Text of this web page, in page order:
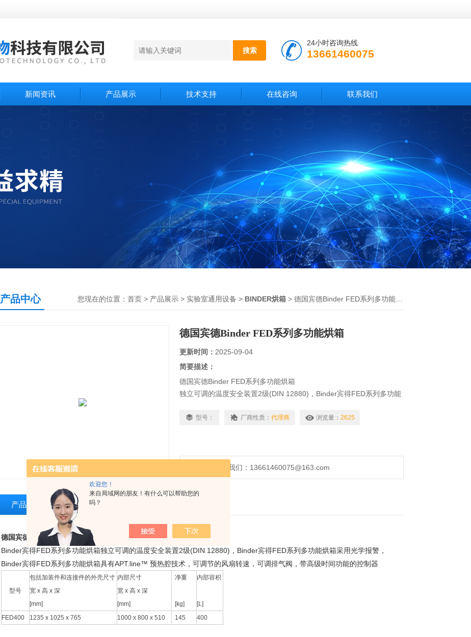
欢迎您！
来自局域网的朋友！有什么可以帮助您的
吗？
24小时咨询热线
13661460075
新闻资讯 产品展示 技术支持 在线咨询 联系我们
产品中心 您现在的位置： 首页 > 产品展示 > 实验室通用设备 > BINDER烘箱 > 德国宾德Binder FED系列多功能烘箱
德国宾德Binder FED系列多功能烘箱
更新时间： 2025-09-04
简要描述：
德国宾德Binder FED系列多功能烘箱
独立可调的温度安全装置2级(DIN 12880)，Binder宾得FED系列多功能
热腔技术，可调节的风扇转速，可调排气阀，带高级时间功能的控制器
型号： 厂商性质： 代理商 浏览量： 2625
发邮件给我们：13661460075@163.com
产品介绍 相关产品
德国宾德Binder FED系列多功能烘箱
技术参数
Binder宾得FED系列多功能烘箱独立可调的温度安全装置2级(DIN 12880)，Binder宾得FED系列多功能烘箱采用光学报警，
Binder宾得FED系列多功能烘箱具有APT.line™ 预热腔技术，可调节的风扇转速，可调排气阀，带高级时间功能的控制器
型号
包括加装件和连接件的外壳尺寸
宽 x 高 x 深
[mm]
内部尺寸
宽 x 高 x 深
[mm]
净重
[kg]
内部容积
[L]
FED400
1235 x 1025 x 765 1000 x 800 x 510 145 400